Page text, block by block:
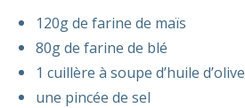
120g de farine de maïs
80g de farine de blé
1 cuillère à soupe d’huile d’olive
une pincée de sel